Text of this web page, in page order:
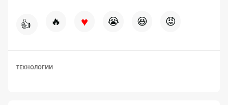
👍 🔥 ♥ 😭 😆 😡
ТЕХНОЛОГИИ